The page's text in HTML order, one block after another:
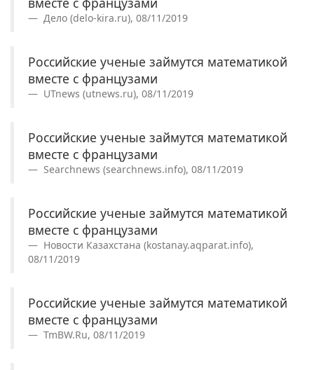
Дело (delo-kira.ru), 08/11/2019
Российские ученые займутся математикой
вместе с французами
UTnews (utnews.ru), 08/11/2019
Российские ученые займутся математикой
вместе с французами
Searchnews (searchnews.info), 08/11/2019
Российские ученые займутся математикой
вместе с французами
Новости Казахстана (kostanay.aqparat.info),
08/11/2019
Российские ученые займутся математикой
вместе с французами
TmBW.Ru, 08/11/2019